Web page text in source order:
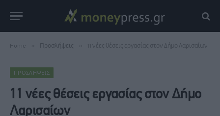
Home Προσλήψεις 11 νέες θέσεις εργασίας στον Δήμο Λαρισαίων
ΠΡΟΣΛΉΨΕΙΣ
11 νέες θέσεις εργασίας στον Δήμο
Λαρισαίων